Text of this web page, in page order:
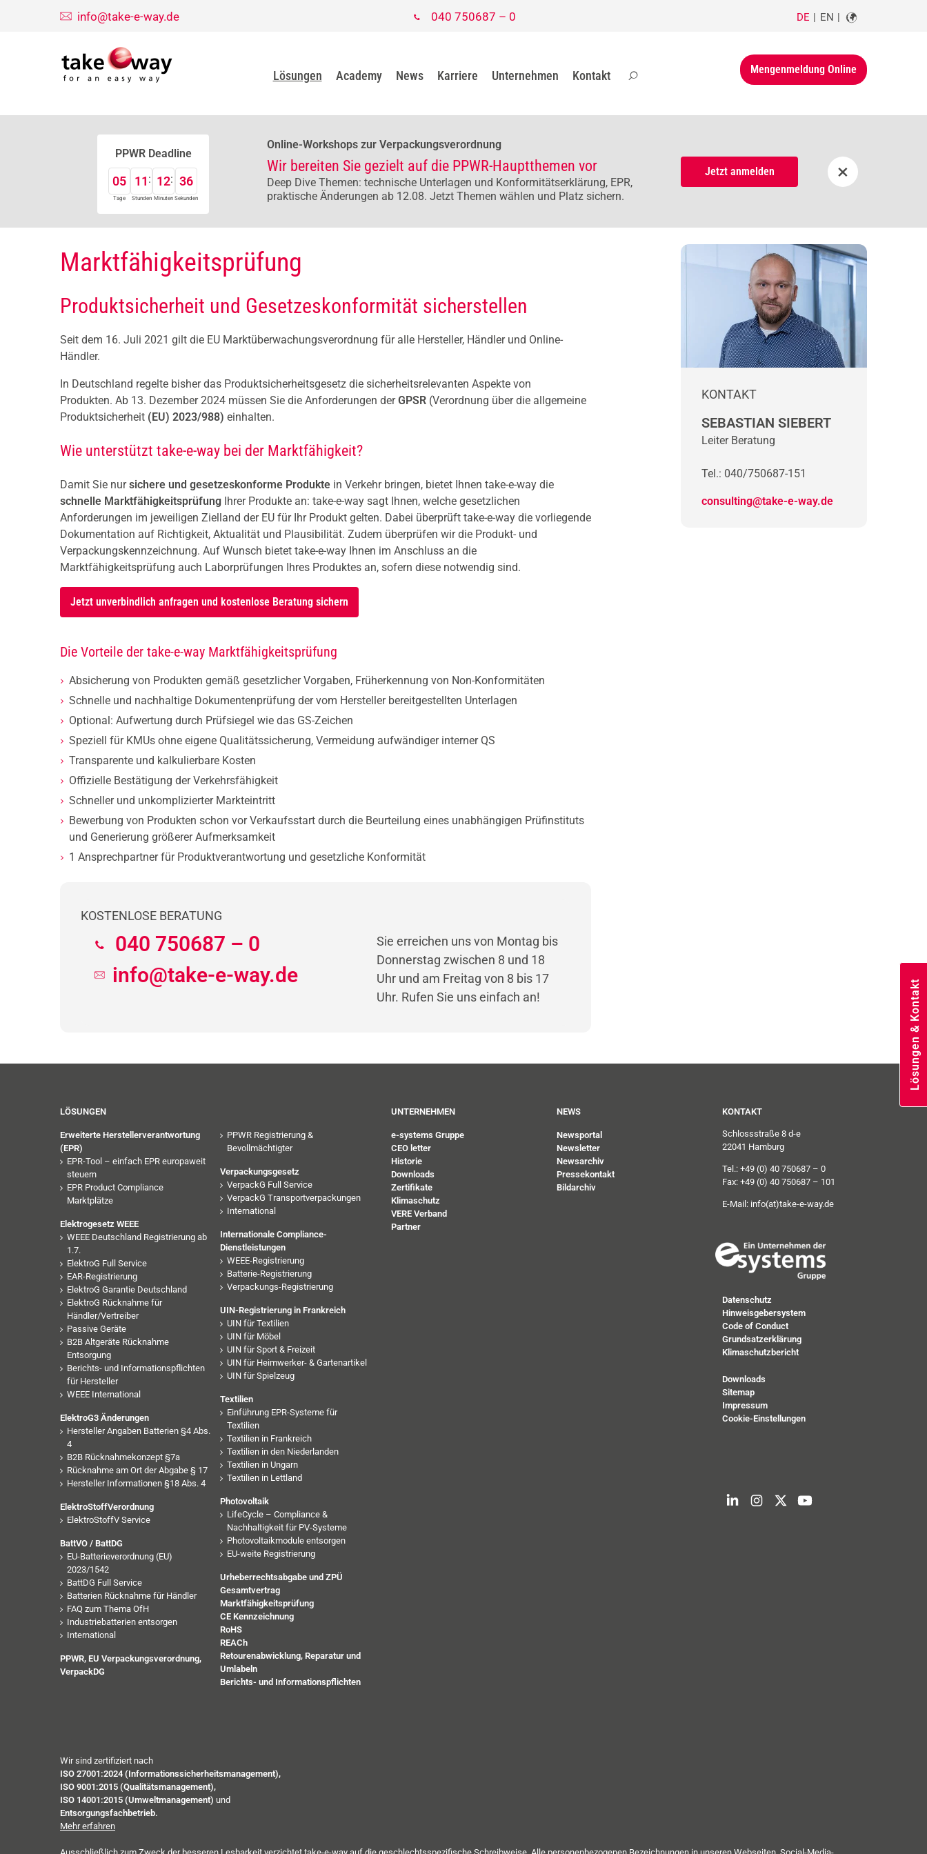
info@take-e-way.de 040 750687 – 0 DE EN
Lösungen Academy News Karriere Unternehmen Kontakt Mengenmeldung Online
PPWR Deadline
05
Tage
11
Stunden
12
Minuten
35
Sekunden
Online-Workshops zur Verpackungsverordnung
Wir bereiten Sie gezielt auf die PPWR-Hauptthemen vor
Deep Dive Themen: technische Unterlagen und Konformitätserklärung, EPR,
praktische Änderungen ab 12.08. Jetzt Themen wählen und Platz sichern.
Jetzt anmelden ×
Marktfähigkeitsprüfung
Produktsicherheit und Gesetzeskonformität sicherstellen
Seit dem 16. Juli 2021 gilt die EU Markt­überwachungs­ver­ord­nung für alle Hersteller, Händler und Online-
Händler.
In Deutschland regelte bisher das Produktsicherheitsgesetz die sicherheitsrelevanten Aspekte von
Produkten. Ab 13. Dezember 2024 müssen Sie die Anforderungen derGPSR (Verordnung über die allgemeine
Produktsicherheit (EU) 2023/988) einhalten.
Wie unterstützt take-e-way bei der Marktfähigkeit?
Damit Sie nursichere und gesetzeskonforme Produkte in Verkehr bringen, bietet Ihnen take-e-way die
schnelle Marktfähigkeitsprüfung Ihrer Produkte an: take-e-way sagt Ihnen, welche gesetzlichen
Anforderungen im jeweiligen Zielland der EU für Ihr Produkt gelten. Dabei überprüft take-e-way die vorliegende
Dokumentation auf Richtigkeit, Aktualität und Plausibilität. Zudem überprüfen wir die Produkt- und
Verpackungskennzeichnung. Auf Wunsch bietet take-e-way Ihnen im Anschluss an die
Marktfähigkeitsprüfung auch Laborprüfungen Ihres Produktes an, sofern diese notwendig sind.
Jetzt unverbindlich anfragen und kostenlose Beratung sichern
Die Vorteile der take-e-way Marktfähigkeitsprüfung
Absicherung von Produkten gemäß gesetzlicher Vorgaben, Früherkennung von Non-Konformitäten
Schnelle und nachhaltige Dokumentenprüfung der vom Hersteller bereitgestellten Unterlagen
Optional: Aufwertung durch Prüfsiegel wie das GS-Zeichen
Speziell für KMUs ohne eigene Qualitätssicherung, Vermeidung aufwändiger interner QS
Transparente und kalkulierbare Kosten
Offizielle Bestätigung der Verkehrsfähigkeit
Schneller und unkomplizierter Markteintritt
Bewerbung von Produkten schon vor Verkaufsstart durch die Beurteilung eines unabhängigen Prüfinstituts
und Generierung größerer Aufmerksamkeit
1 Ansprechpartner für Produktverantwortung und gesetzliche Konformität
KOSTENLOSE BERATUNG
040 750687 – 0
info@take-e-way.de
Sie erreichen uns von Montag bis
Donnerstag zwischen 8 und 18
Uhr und am Freitag von 8 bis 17
Uhr. Rufen Sie uns einfach an!
KONTAKT
SEBASTIAN SIEBERT
Leiter Beratung
Tel.: 040/750687-151
consulting@take-e-way.de
LÖSUNGEN
Erweiterte Herstellerverantwortung
(EPR)
EPR-Tool – einfach EPR europaweit
steuern
EPR Product Compliance
Marktplätze
Elektrogesetz WEEE
WEEE Deutschland Registrierung ab
1.7.
ElektroG Full Service
EAR-Registrierung
ElektroG Garantie Deutschland
ElektroG Rücknahme für
Händler/Vertreiber
Passive Geräte
B2B Altgeräte Rücknahme
Entsorgung
Berichts- und Informationspflichten
für Hersteller
WEEE International
ElektroG3 Änderungen
Hersteller Angaben Batterien §4 Abs.
4
B2B Rücknahmekonzept §7a
Rücknahme am Ort der Abgabe § 17
Hersteller Informationen §18 Abs. 4
ElektroStoffVerordnung
ElektroStoffV Service
BattVO / BattDG
EU-Batterieverordnung (EU)
2023/1542
BattDG Full Service
Batterien Rücknahme für Händler
FAQ zum Thema OfH
Industriebatterien entsorgen
International
PPWR, EU Verpackungsverordnung,
VerpackDG
PPWR Registrierung &
Bevollmächtigter
Verpackungsgesetz
VerpackG Full Service
VerpackG Transportverpackungen
International
Internationale Compliance-
Dienstleistungen
WEEE-Registrierung
Batterie-Registrierung
Verpackungs-Registrierung
UIN-Registrierung in Frankreich
UIN für Textilien
UIN für Möbel
UIN für Sport & Freizeit
UIN für Heimwerker- & Gartenartikel
UIN für Spielzeug
Textilien
Einführung EPR-Systeme für
Textilien
Textilien in Frankreich
Textilien in den Niederlanden
Textilien in Ungarn
Textilien in Lettland
Photovoltaik
LifeCycle – Compliance &
Nachhaltigkeit für PV-Systeme
Photovoltaikmodule entsorgen
EU-weite Registrierung
Urheberrechtsabgabe und ZPÜ
Gesamtvertrag
Marktfähigkeitsprüfung
CE Kennzeichnung
RoHS
REACh
Retourenabwicklung, Reparatur und
Umlabeln
Berichts- und Informationspflichten
UNTERNEHMEN
e-systems Gruppe
CEO letter
Historie
Downloads
Zertifikate
Klimaschutz
VERE Verband
Partner
NEWS
Newsportal
Newsletter
Newsarchiv
Pressekontakt
Bildarchiv
KONTAKT
Schlossstraße 8 d-e
22041 Hamburg
Tel.: +49 (0) 40 750687 – 0
Fax: +49 (0) 40 750687 – 101
E-Mail: info(at)take-e-way.de
Datenschutz
Hinweisgebersystem
Code of Conduct
Grundsatzerklärung
Klimaschutzbericht
Downloads
Sitemap
Impressum
Cookie-Einstellungen
Wir sind zertifiziert nach
ISO 27001:2024 (Informationssicherheitsmanagement),
ISO 9001:2015 (Qualitätsmanagement),
ISO 14001:2015 (Umweltmanagement) und
Entsorgungsfachbetrieb.
Mehr erfahren
Lösungen & Kontakt